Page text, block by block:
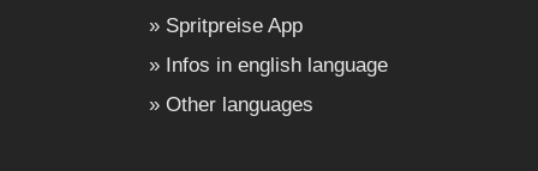
Spritpreise App
Infos in english language
Other languages